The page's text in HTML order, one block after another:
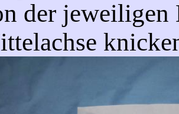
der jeweiligen